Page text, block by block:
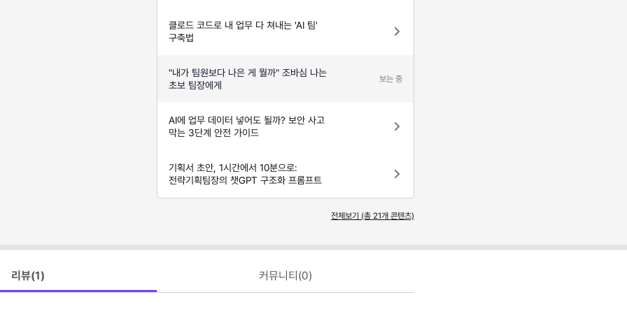
클로드 코드로 내 업무 다 쳐내는 'AI 팀'
구축법
"내가 팀원보다 나은 게 뭘까" 조바심 나는
초보 팀장에게
보는 중
AI에 업무 데이터 넣어도 될까? 보안 사고
막는 3단계 안전 가이드
기획서 초안, 1시간에서 10분으로:
전략기획팀장의 챗GPT 구조화 프롬프트
전체보기 (총 21개 콘텐츠)
리뷰(1) 커뮤니티(0)